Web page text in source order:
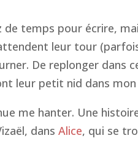
de temps pour écrire,
leur tour
De replonger dans
leur petit nid dans
me hanter. Une
dansAlice, qui se